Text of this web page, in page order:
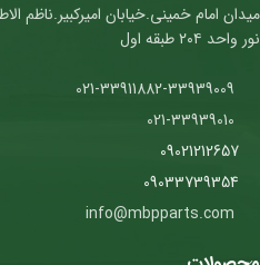
میدان امام خمینی.خیابان
نور واحد ۲۰۴ طبقه اول
09021212657
09033739354